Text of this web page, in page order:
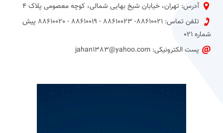
آدرس: تهران، خیابان شیخ بهایی شمالی، کوچه معصومی پلاک 4
تلفن تماس: 88610021- 88610023 - 88610019 - 88610020 پیش
شماره 021
پست الکترونیکی: jahan1383@yahoo.com